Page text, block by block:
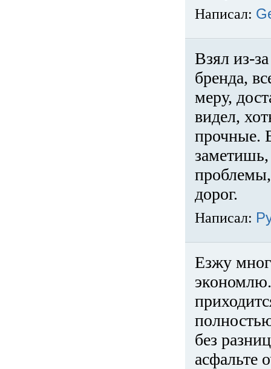
Написал:
Взял из-
бренда,
меру,
видел,
прочные.
проблемы,
дорог.
Написал:
Езжу
без
асфальте